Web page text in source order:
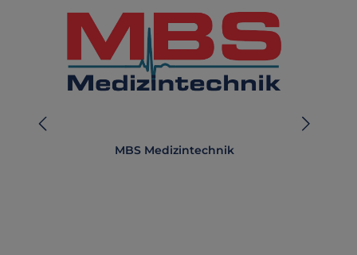
MBS Medizintechnik